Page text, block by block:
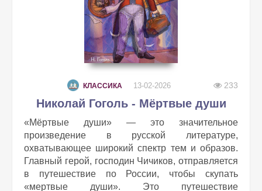
КЛАССИКА 13-02-2026 233
Николай Гоголь - Мёртвые души
«Мёртвые души» — это значительное
произведение в русской литературе,
охватывающее широкий спектр тем и образов.
Главный герой, господин Чичиков, отправляется
в путешествие по России, чтобы скупать
«мертвые души». Это путешествие